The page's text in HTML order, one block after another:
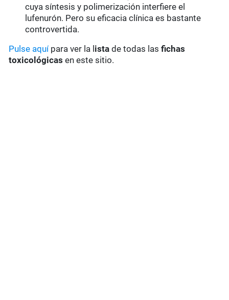
cuya síntesis y polimerización interfiere el
lufenurón. Pero su eficacia clínica es bastante
controvertida.
Pulse aquípara ver la l ista de todas lasfichas
toxicológicas en este sitio.